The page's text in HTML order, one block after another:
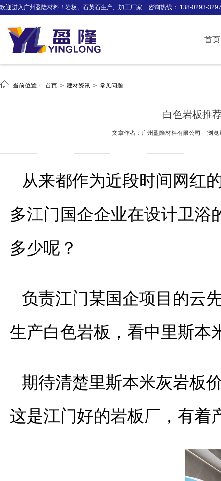
欢迎进入广州盈隆材料！岩板、石英石生产、加工厂家 咨询热线： 138-0293-3297
首页
 当前位置： 首页 > 建材资讯 > 常见问题
白色岩板推
文章作者：广州盈隆材料有限公司 浏览
从来都作为近段时间网红
多江门国企企业在设计卫浴
多少呢？
负责江门某国企项目的云
生产白色岩板，看中里斯本
期待清楚里斯本米灰岩板
这是江门好的岩板厂，有着